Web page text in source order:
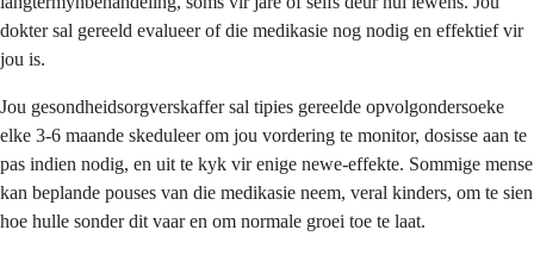
dokter sal gereeld evalueer of die medikasie nog nodig en effektief vir
jou is.
Jou gesondheidsorgverskaffer sal tipies gereelde opvolgondersoeke
elke 3-6 maande skeduleer om jou vordering te monitor, dosisse aan te
pas indien nodig, en uit te kyk vir enige newe-effekte. Sommige mense
kan beplande pouses van die medikasie neem, veral kinders, om te sien
hoe hulle sonder dit vaar en om normale groei toe te laat.